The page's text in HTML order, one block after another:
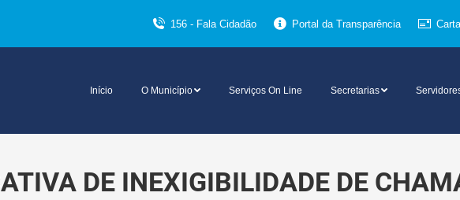
156 - Fala Cidadão Portal da Transparência
Início O Município Serviços On Line Secretarias
DE INEXIGIBILIDADE DE